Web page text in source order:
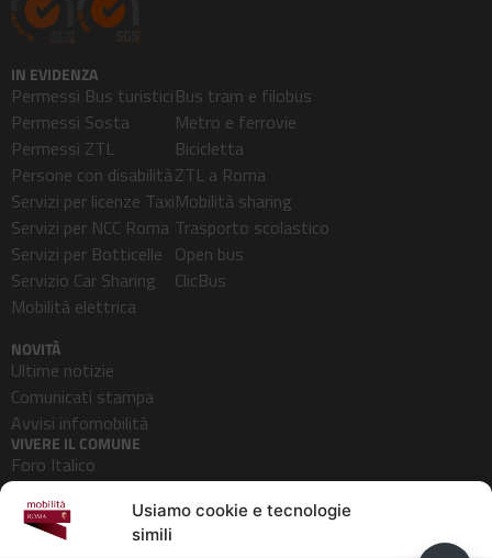
Usiamo cookie e tecnologie
simili
IN EVIDENZA
Permessi Bus turistici
Permessi Sosta
Permessi ZTL
Persone con disabilità
Servizi per licenze Taxi
Servizi per NCC Roma
Servizi per Botticelle
Servizio Car Sharing
Mobilità elettrica
Bus tram e filobus
Metro e ferrovie
Bicicletta
ZTL a Roma
Mobilità sharing
Trasporto scolastico
Open bus
ClicBus
NOVITÀ
Ultime notizie
Comunicati stampa
Avvisi infomobilità
VIVERE IL COMUNE
Foro Italico
Pedonalizzazioni
Aeroporti